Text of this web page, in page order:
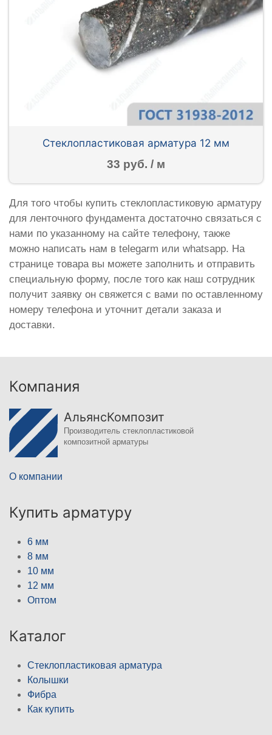
Стеклопластиковая арматура 12 мм
33 руб. / м
Для того чтобы купить стеклопластиковую арматуру
для ленточного фундамента достаточно связаться с
нами по указанному на сайте телефону, также
можно написать нам в telegarm или whatsapp. На
странице товара вы можете заполнить и отправить
специальную форму, после того как наш сотрудник
получит заявку он свяжется с вами по оставленному
номеру телефона и уточнит детали заказа и
доставки.
Компания
АльянсКомпозит
Производитель стеклопластиковой
композитной арматуры
О компании
Купить арматуру
6 мм
8 мм
10 мм
12 мм
Оптом
Каталог
Стеклопластиковая арматура
Колышки
Фибра
Как купить